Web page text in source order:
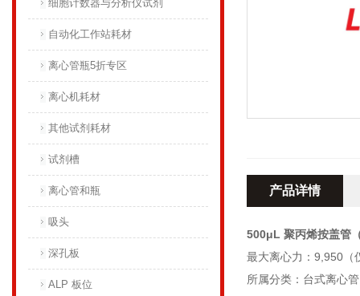
细胞计数器与分析仪试剂
自动化工作站耗材
离心管瓶5折专区
离心机耗材
其他试剂耗材
试剂槽
离心管和瓶
吸头
深孔板
ALP 板位
产品详情
500μL 聚丙烯按盖管
最大离心力：9,950（
所属分类：台式离心管